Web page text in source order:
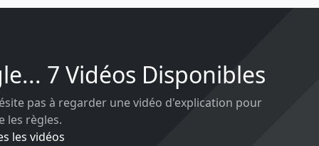
7 Vidéos Disponibles
pas à regarder une vidéo d'explication pour
les règles.
les vidéos